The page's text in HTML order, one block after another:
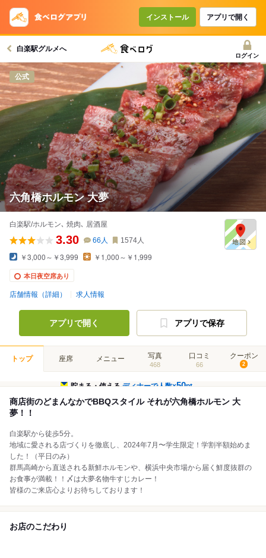
インストール アプリで開く
白楽駅グルメへ
ログイン
公式
六角橋ホルモン 大夢
白楽駅/ホルモン､ 焼肉､ 居酒屋
3.30 66 人 1574人
￥3,000～￥3,999 ￥1,000～￥1,999
本日夜空席あり
店舗情報（詳細） 求人情報
アプリで開く アプリで保存
トップ 座席 メニュー 写真
468
口コミ
66
クーポン
2
貯まる・使えるディナーで人数×50pt
商店街のどまんなかでBBQスタイル それが六角橋ホルモン 大
夢！！
白楽駅から徒歩5分。
地域に愛される店づくりを徹底し、2024年7月〜学生限定！学割半額始めま
した！（平日のみ）
群馬高崎から直送される新鮮ホルモンや、横浜中央市場から届く鮮度抜群の
お食事が満載！！〆は大夢名物牛すじカレー！
皆様のご来店心よりお待ちしております！
お店のこだわり
コースで使えるクーポン
戻る
クーポンを利用せず予約する